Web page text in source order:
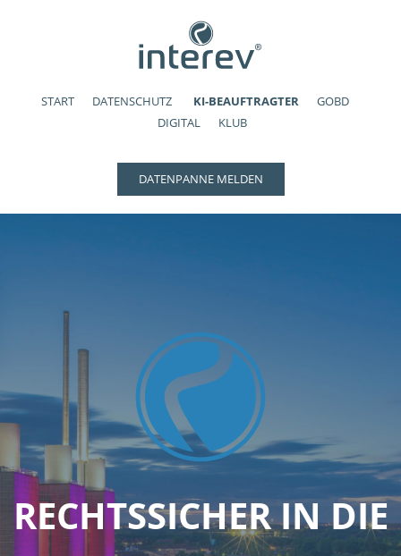
START DATENSCHUTZ KI-BEAUFTRAGTER
GOBD
DIGITAL
KLUB
DATENPANNE MELDEN
RECHTSSICHER IN DIE